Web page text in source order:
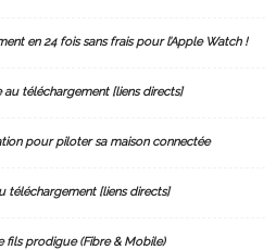
en 24 fois sans frais pour l’Apple Watch !
au téléchargement [liens directs]
pour piloter sa maison connectée
téléchargement [liens directs]
fils prodigue (Fibre & Mobile)